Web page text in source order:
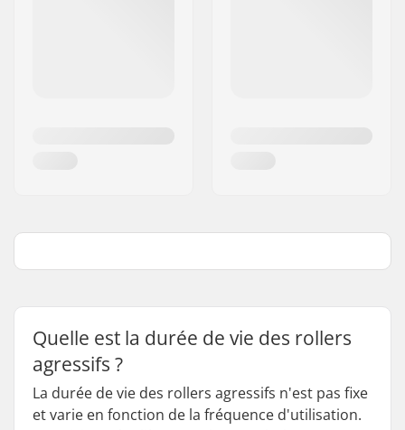
Quelle est la durée de vie des rollers
agressifs ?
La durée de vie des rollers agressifs n'est pas fixe
et varie en fonction de la fréquence d'utilisation.